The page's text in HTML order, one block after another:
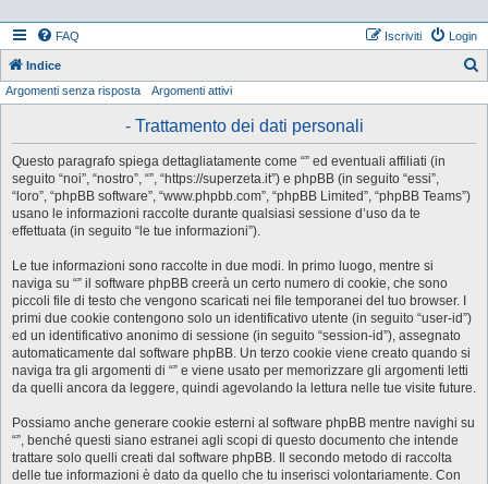
FAQ Login
Iscriviti
Indice
Argomenti senza risposta Argomenti attivi
- Trattamento dei dati personali
Questo paragrafo spiega dettagliatamente come “” ed eventuali affiliati (in
seguito “noi”, “nostro”, “”, “https://superzeta.it”) e phpBB (in seguito “essi”,
“loro”, “phpBB software”, “www.phpbb.com”, “phpBB Limited”, “phpBB Teams”)
usano le informazioni raccolte durante qualsiasi sessione d’uso da te
effettuata (in seguito “le tue informazioni”).
Le tue informazioni sono raccolte in due modi. In primo luogo, mentre si
naviga su “” il software phpBB creerà un certo numero di cookie, che sono
piccoli file di testo che vengono scaricati nei file temporanei del tuo browser. I
primi due cookie contengono solo un identificativo utente (in seguito “user-id”)
ed un identificativo anonimo di sessione (in seguito “session-id”), assegnato
automaticamente dal software phpBB. Un terzo cookie viene creato quando si
naviga tra gli argomenti di “” e viene usato per memorizzare gli argomenti letti
da quelli ancora da leggere, quindi agevolando la lettura nelle tue visite future.
Possiamo anche generare cookie esterni al software phpBB mentre navighi su
“”, benché questi siano estranei agli scopi di questo documento che intende
trattare solo quelli creati dal software phpBB. Il secondo metodo di raccolta
delle tue informazioni è dato da quello che tu inserisci volontariamente. Con